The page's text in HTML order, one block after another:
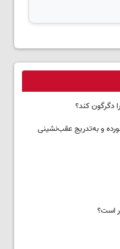
دگرگون کند؟
و به‌تدریج عقب‌نشینی
است؟